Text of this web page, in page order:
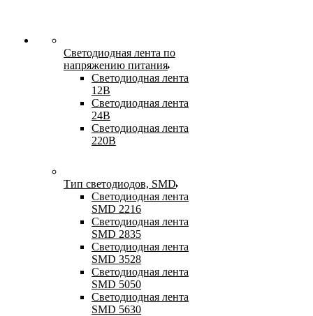
Светодиодная лента по
напряжению питания
Светодиодная лента
12В
Светодиодная лента
24В
Светодиодная лента
220В
Тип светодиодов, SMD
Cветодиодная лента
SMD 2216
Светодиодная лента
SMD 2835
Светодиодная лента
SMD 3528
Светодиодная лента
SMD 5050
Светодиодная лента
SMD 5630